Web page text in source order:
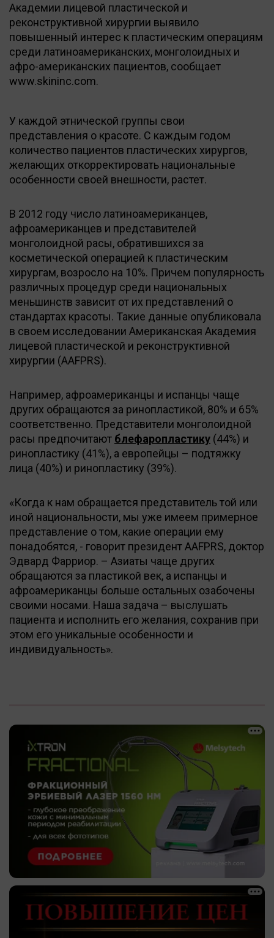
Академии лицевой пластической и
реконструктивной хирургии выявило
повышенный интерес к пластическим операциям
среди латиноамериканских, монголоидных и
афро-американских пациентов, сообщает
www.skininc.com.
У каждой этнической группы свои
представления о красоте. С каждым годом
количество пациентов пластических хирургов,
желающих откорректировать национальные
особенности своей внешности, растет.
В 2012 году число латиноамериканцев,
афроамериканцев и представителей
монголоидной расы, обратившихся за
косметической операцией к пластическим
хирургам, возросло на 10%. Причем популярность
различных процедур среди национальных
меньшинств зависит от их представлений о
стандартах красоты. Такие данные опубликовала
в своем исследовании Американская Академия
лицевой пластической и реконструктивной
хирургии (AAFPRS).
Например, афроамериканцы и испанцы чаще
других обращаются за ринопластикой, 80% и 65%
соответственно. Представители монголоидной
расы предпочитают блефаропластику (44%) и
ринопластику (41%), а европейцы – подтяжку
лица (40%) и ринопластику (39%).
«Когда к нам обращается представитель той или
иной национальности, мы уже имеем примерное
представление о том, какие операции ему
понадобятся, - говорит президент AAFPRS, доктор
Эдвард Фарриор. – Азиаты чаще других
обращаются за пластикой век, а испанцы и
афроамериканцы больше остальных озабочены
своими носами. Наша задача – выслушать
пациента и исполнить его желания, сохранив при
этом его уникальные особенности и
индивидуальность».